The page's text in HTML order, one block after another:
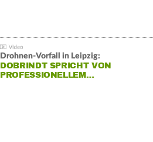
Drohnen-Vorfall in Leipzig:
DOBRINDT SPRICHT VON
PROFESSIONELLEM…